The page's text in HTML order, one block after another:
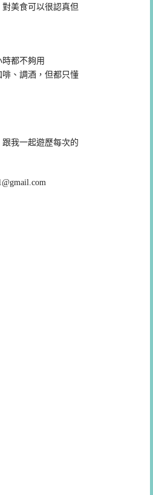
美食可以很認真但
都不夠用
、調酒，但都只懂
我一起遊歷每次的